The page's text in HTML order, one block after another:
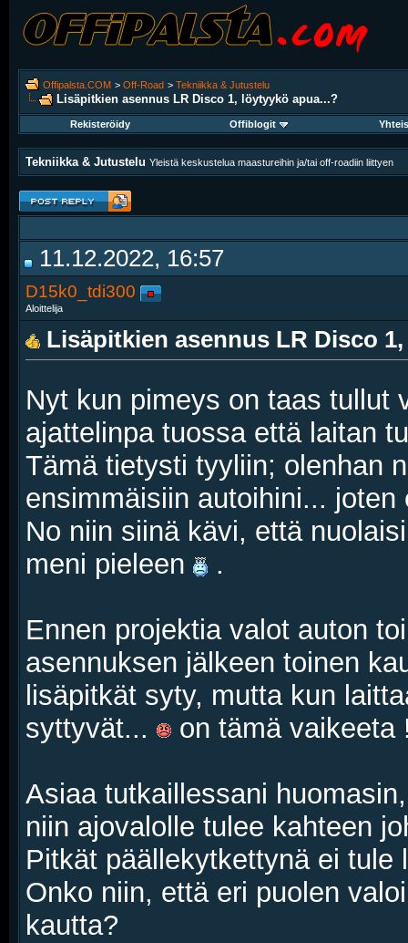
Offipalsta.COM > Off-Road > Tekniikka & Jutustelu
Lisäpitkien asennus LR Disco 1, löytyykö apua...?
Rekisteröidy Offiblogit
Tekniikka & Jutustelu Yleistä keskustelua maastureihin ja/tai off-roadiin liittyen
11.12.2022, 16:57
D15k0_tdi300
Aloittelija
Lisäpitkien asennus LR Disco
Nyt kun pimeys on taas tullut
ajattelinpa tuossa että laitan
Tämä tietysti tyyliin; olenhan
ensimmäisiin autoihini...
No niin siinä kävi, että
meni pieleen
.
Ennen projektia valot auton
asennuksen jälkeen toinen
lisäpitkät syty, mutta kun
syttyvät...
on tämä vaikeeta
Asiaa tutkaillessani
niin ajovalolle tulee kahteen
Pitkät päällekytkettynä ei tule
Onko niin, että eri puolen
kautta?